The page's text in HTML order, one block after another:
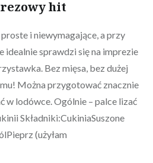
hit
i niewymagające, a przy
idealnie sprawdzi się na imprezie
Bez mięsa, bez dużej
Można przygotować znacznie
w lodówce. Ogólnie – palce lizać
Składniki:CukiniaSuszone
(użyłam